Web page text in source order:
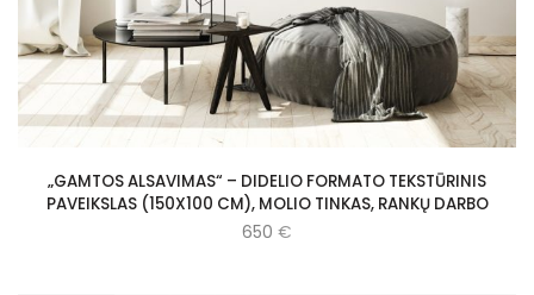
„GAMTOS ALSAVIMAS“ – DIDELIO FORMATO TEKSTŪRINIS
PAVEIKSLAS (150X100 CM), MOLIO TINKAS, RANKŲ DARBO
650 €